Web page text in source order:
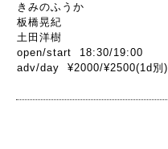
きみのふうか
板橋晃紀
土田洋樹
open/start 18:30/19:00
adv/day ¥2000/¥2500(1d別)